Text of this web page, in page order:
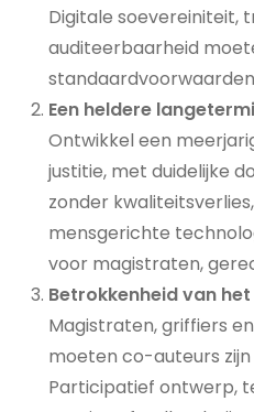
Digitale soevereiniteit,
auditeerbaarheid
standaardvoorwaarden
Een heldere
Ontwikkel een
justitie, met duidelijke
zonder
mensgerichte
voor magistraten,
Betrokkenheid van
Magistraten, griffiers
moeten co-auteurs zijn
Participatief ontwerp,